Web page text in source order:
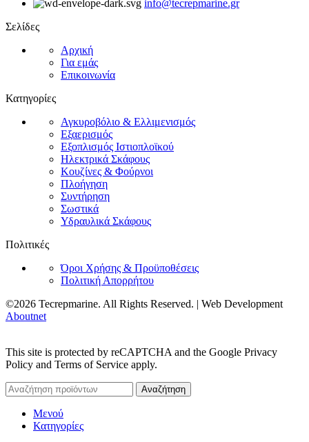
info@tecrepmarine.gr
Σελίδες
Αρχική
Για εμάς
Επικοινωνία
Κατηγορίες
Αγκυροβόλιο & Ελλιμενισμός
Εξαερισμός
Εξοπλισμός Ιστιοπλοϊκού
Ηλεκτρικά Σκάφους
Κουζίνες & Φούρνοι
Πλοήγηση
Συντήρηση
Σωστικά
Υδραυλικά Σκάφους
Πολιτικές
Όροι Χρήσης & Προϋποθέσεις
Πολιτική Απορρήτου
©2026 Tecrepmarine. All Rights Reserved. | Web Development
Aboutnet
This site is protected by reCAPTCHA and the Google Privacy
Policy and Terms of Service apply.
Αναζήτηση
Μενού
Κατηγορίες